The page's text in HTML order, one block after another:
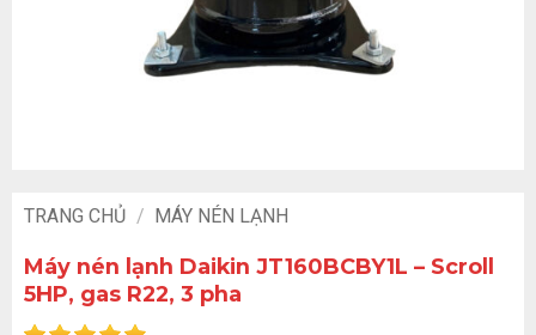
TRANG CHỦ / MÁY NÉN LẠNH
Máy nén lạnh Daikin JT160BCBY1L – Scroll
5HP, gas R22, 3 pha